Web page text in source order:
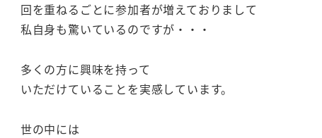
回を重ねるごとに参加者が増えておりまして
私自身も驚いているのですが・・・
多くの方に興味を持って
いただけていることを実感しています。
世の中には